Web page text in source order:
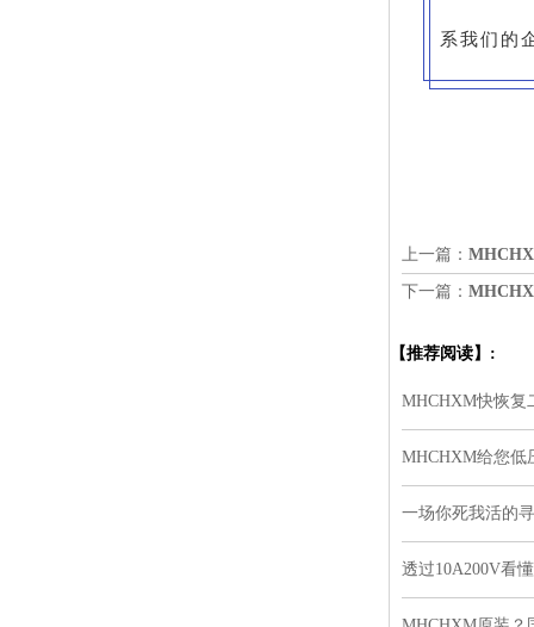
系我们的
上一篇：
下一篇：
【推荐阅读】:
MHCHXM快恢复
MHCHXM给您低
一场你死我活的
透过10A200V看